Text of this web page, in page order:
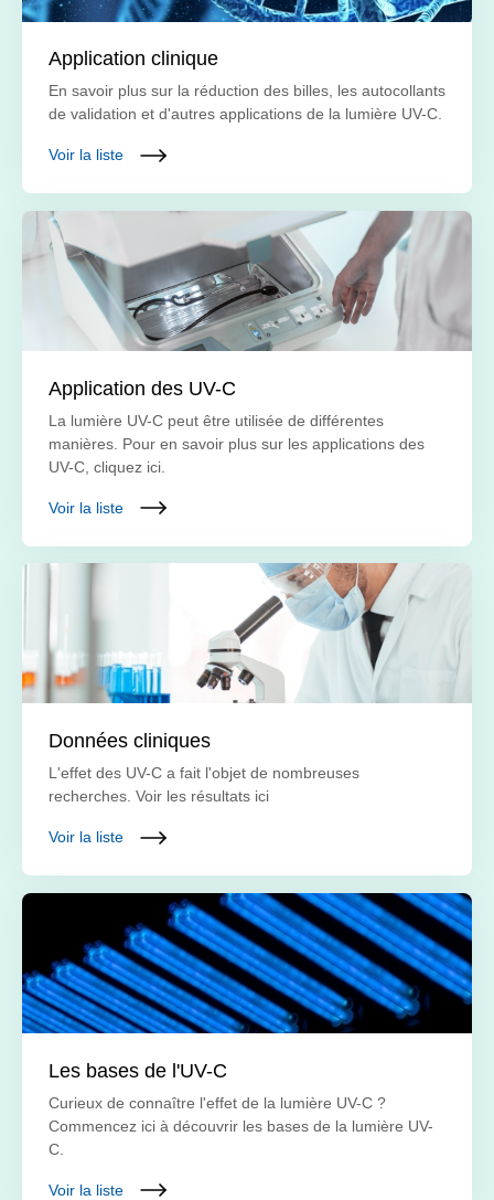
Application clinique
En savoir plus sur la réduction des billes, les autocollants
de validation et d'autres applications de la lumière UV-C.
Voir la liste
Application des UV-C
La lumière UV-C peut être utilisée de différentes
manières. Pour en savoir plus sur les applications des
UV-C, cliquez ici.
Voir la liste
Données cliniques
L'effet des UV-C a fait l'objet de nombreuses
recherches. Voir les résultats ici
Voir la liste
Les bases de l'UV-C
Curieux de connaître l'effet de la lumière UV-C ?
Commencez ici à découvrir les bases de la lumière UV-
C.
Voir la liste